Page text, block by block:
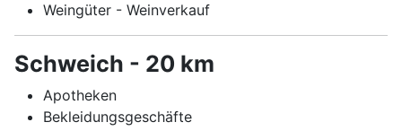
Weingüter - Weinverkauf
Schweich - 20 km
Apotheken
Bekleidungsgeschäfte